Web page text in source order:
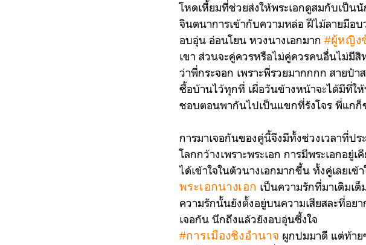
โหดเหี้ยมที่ช่วยส่งให้พระเอกดูสมกับเป็น
จินตนาการเข้ากับความหล่อ ฝีไม้ลายมือบ
อบอุ่น อ่อนโยน หวงนางเอกมาก #ผู้หญิง
เขา ส่วนจะคู่ควรหรือไม่คู่ควรคนอื่นไม่มี
ว่าพี่กระจอก เพราะพี่รวยมากกกก สายป๋า
ซื้อบ้านไว้ทุกที่ เผื่อวันข้างหน้าจะได้มีที่ใ
ชอบตอนพากันไปเป็นแขกที่รังโจร พี่แกก็
การมาเจอกันของคู่นี้จึงมีทั้งช่วงเวลาที่ป
โลกกว้างเพราะพระเอก การมีพระเอกอยู่
ได้เข้าใจในตัวนางเอกมากขึ้น ทั้งคู่เลยเ
พระเอกนางเอก เป็นความรักที่มาเติมเ
ความรักนั้นยังตั้งอยู่บนความเสียสละที่อย
เจอกัน นึกถึงแล้วยังอบอุ่นซึ้งใจ
#การเมืองชิงอำนาจ ผูกปมมาดี แต่ท้า